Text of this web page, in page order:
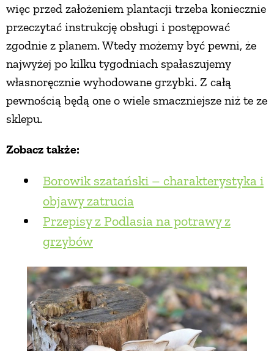
więc przed założeniem plantacji trzeba koniecznie
przeczytać instrukcję obsługi i postępować
zgodnie z planem. Wtedy możemy być pewni, że
najwyżej po kilku tygodniach spałaszujemy
własnoręcznie wyhodowane grzybki. Z całą
pewnością będą one o wiele smaczniejsze niż te ze
sklepu.
Zobacz także:
Borowik szatański – charakterystyka i
objawy zatrucia
Przepisy z Podlasia na potrawy z
grzybów